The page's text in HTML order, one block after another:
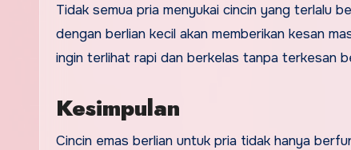
Tidak semua pria menyukai cincin yang terlalu
dengan berlian kecil akan memberikan kesan
ingin terlihat rapi dan berkelas tanpa terkesan
Kesimpulan
Cincin emas berlian untuk pria tidak hanya